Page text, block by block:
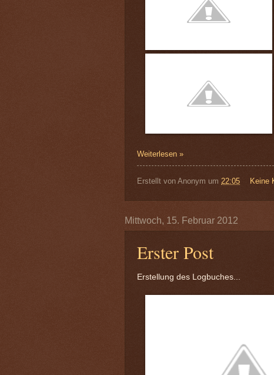
Weiterlesen »
Erstellt von Anonym um 22:05 Keine
Mittwoch, 15. Februar 2012
Erster Post
Erstellung des Logbuches...